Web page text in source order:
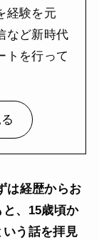
経験を元
など新時代
トを行って
は経歴からお
、15歳頃か
う話を拝見